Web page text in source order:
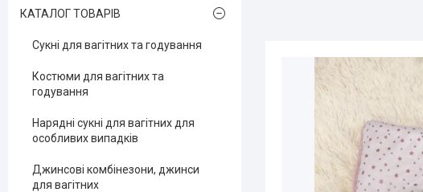
КАТАЛОГ ТОВАРІВ
Сукні для вагітних та годування
Костюми для вагітних та
годування
Нарядні сукні для вагітних для
особливих випадків
Джинсові комбінезони, джинси
для вагітних